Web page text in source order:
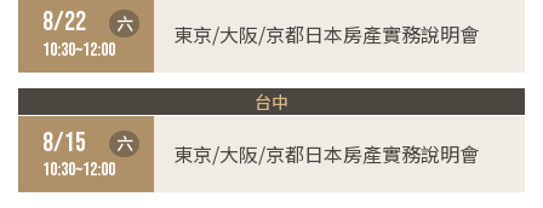
8/22 六
10:30~12:00
東京/大阪/京都日本房產實務說明會
台中
8/15 六
10:30~12:00
東京/大阪/京都日本房產實務說明會